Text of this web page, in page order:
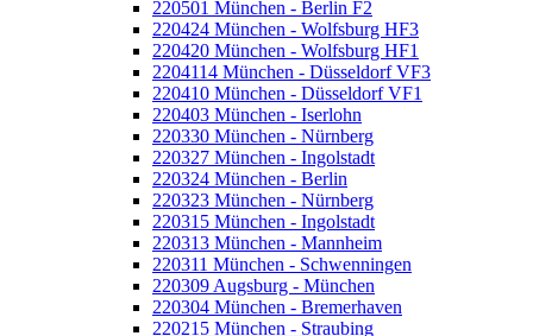
220501 München - Berlin F2
220424 München - Wolfsburg HF3
220420 München - Wolfsburg HF1
2204114 München - Düsseldorf VF3
220410 München - Düsseldorf VF1
220403 München - Iserlohn
220330 München - Nürnberg
220327 München - Ingolstadt
220324 München - Berlin
220323 München - Nürnberg
220315 München - Ingolstadt
220313 München - Mannheim
220311 München - Schwenningen
220309 Augsburg - München
220304 München - Bremerhaven
220215 München - Straubing